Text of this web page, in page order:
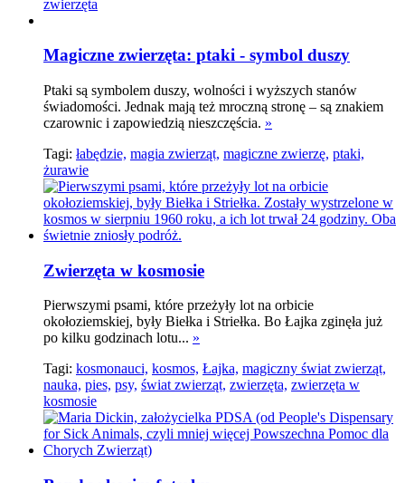
zwierzęta
Magiczne zwierzęta: ptaki - symbol duszy
Ptaki są symbolem duszy, wolności i wyższych stanów
świadomości. Jednak mają też mroczną stronę – są znakiem
czarownic i zapowiedzią nieszczęścia. »
Tagi: łabędzie, magia zwierząt, magiczne zwierzę, ptaki,
żurawie
Zwierzęta w kosmosie
Pierwszymi psami, które przeżyły lot na orbicie
okołoziemskiej, były Biełka i Striełka. Bo Łajka zginęła już
po kilku godzinach lotu... »
Tagi: kosmonauci, kosmos, Łajka, magiczny świat zwierząt,
nauka, pies, psy, świat zwierząt, zwierzęta, zwierzęta w
kosmosie